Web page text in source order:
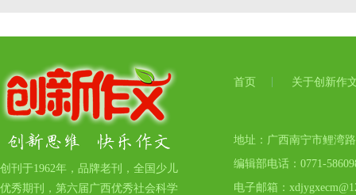
创刊于1962年，品牌老刊，全国少儿
优秀期刊，第六届广西优秀社会科学
首页 关于创新作
地址：广西南宁市鲤湾
编辑部电话：0771-
电子邮箱：